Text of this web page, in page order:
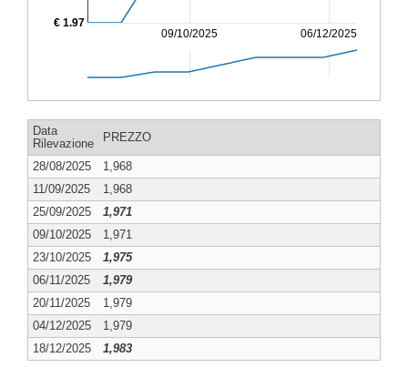
09/10/2025 06/12/2025
€ 1.97
Data
Rilevazione
PREZZO
28/08/2025
1,968
11/09/2025
1,968
25/09/2025
1,971
09/10/2025
1,971
23/10/2025
1,975
06/11/2025
1,979
20/11/2025
1,979
04/12/2025
1,979
18/12/2025
1,983